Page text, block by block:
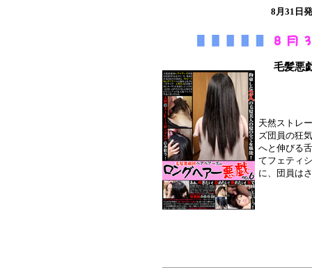
8月31日
毛髪悪
天然ストレ
ズ団員の狂
へと伸びる
てフェティ
に、団員は